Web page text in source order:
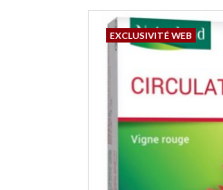
EXCLUSIVITÉ WEB